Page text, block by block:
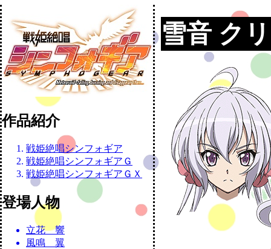
作品紹介
戦姫絶唱シンフォギア
戦姫絶唱シンフォギアＧ
戦姫絶唱シンフォギアＧＸ
登場人物
立花 響
風鳴 翼
雪音 ク